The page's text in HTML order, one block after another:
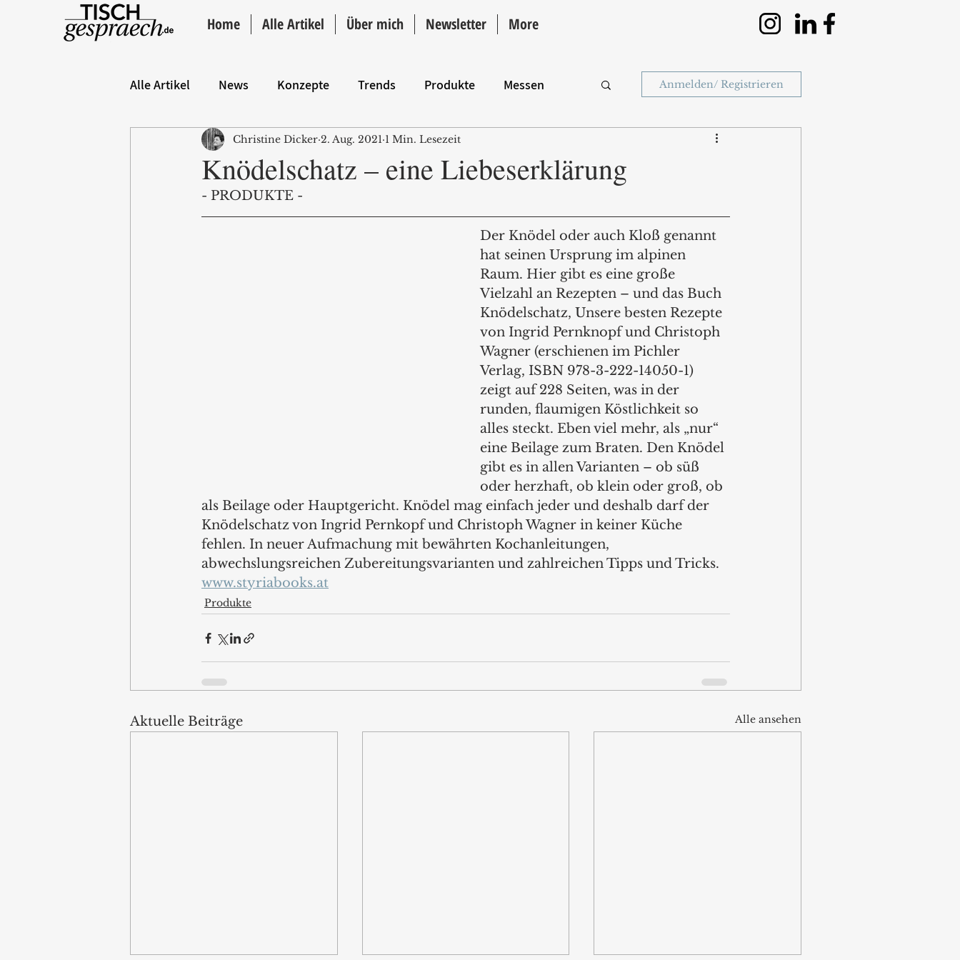
Home Alle Artikel Über mich Newsletter More
Alle Artikel News Konzepte Trends Produkte Messen
Hintergrund ANZEIGE Intro
Anmelden/ Registrieren
Knödelschatz – eine Liebeserklärung
Christine Dicker 2. Aug. 2021 1 Min. Lesezeit
- PRODUKTE -
Der Knödel oder auch Kloß genannt
hat seinen Ursprung im alpinen
Raum. Hier gibt es eine große
Vielzahl an Rezepten – und das Buch
Knödelschatz, Unsere besten Rezepte
von Ingrid Pernknopf und Christoph
Wagner (erschienen im Pichler
Verlag, ISBN 978-3-222-14050-1)
zeigt auf 228 Seiten, was in der
runden, flaumigen Köstlichkeit so
alles steckt. Eben viel mehr, als „nur“
eine Beilage zum Braten. Den Knödel
gibt es in allen Varianten – ob süß
oder herzhaft, ob klein oder groß, ob
als Beilage oder Hauptgericht. Knödel mag einfach jeder und deshalb darf der
Knödelschatz von Ingrid Pernkopf und Christoph Wagner in keiner Küche
fehlen. In neuer Aufmachung mit bewährten Kochanleitungen,
abwechslungsreichen Zubereitungsvarianten und zahlreichen Tipps und Tricks.
www.styriabooks.at
Produkte
Aktuelle Beiträge Alle ansehen